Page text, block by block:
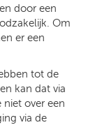
door een
Om
er een
tot de
kan dat via
over een
via de